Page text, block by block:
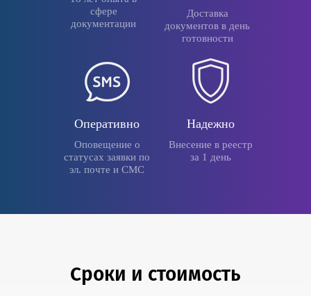
сфере
документации
Доставка
документов в день
готовности
Оперативно
Оповещение о
статусах заявки по
эл. почте и СМС
Надежно
Внесение в реестр
за 1 день
Сроки и стоимость